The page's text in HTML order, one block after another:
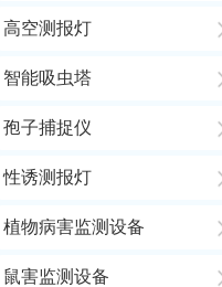
高空测报灯
智能吸虫塔
孢子捕捉仪
性诱测报灯
植物病害监测设备
鼠害监测设备